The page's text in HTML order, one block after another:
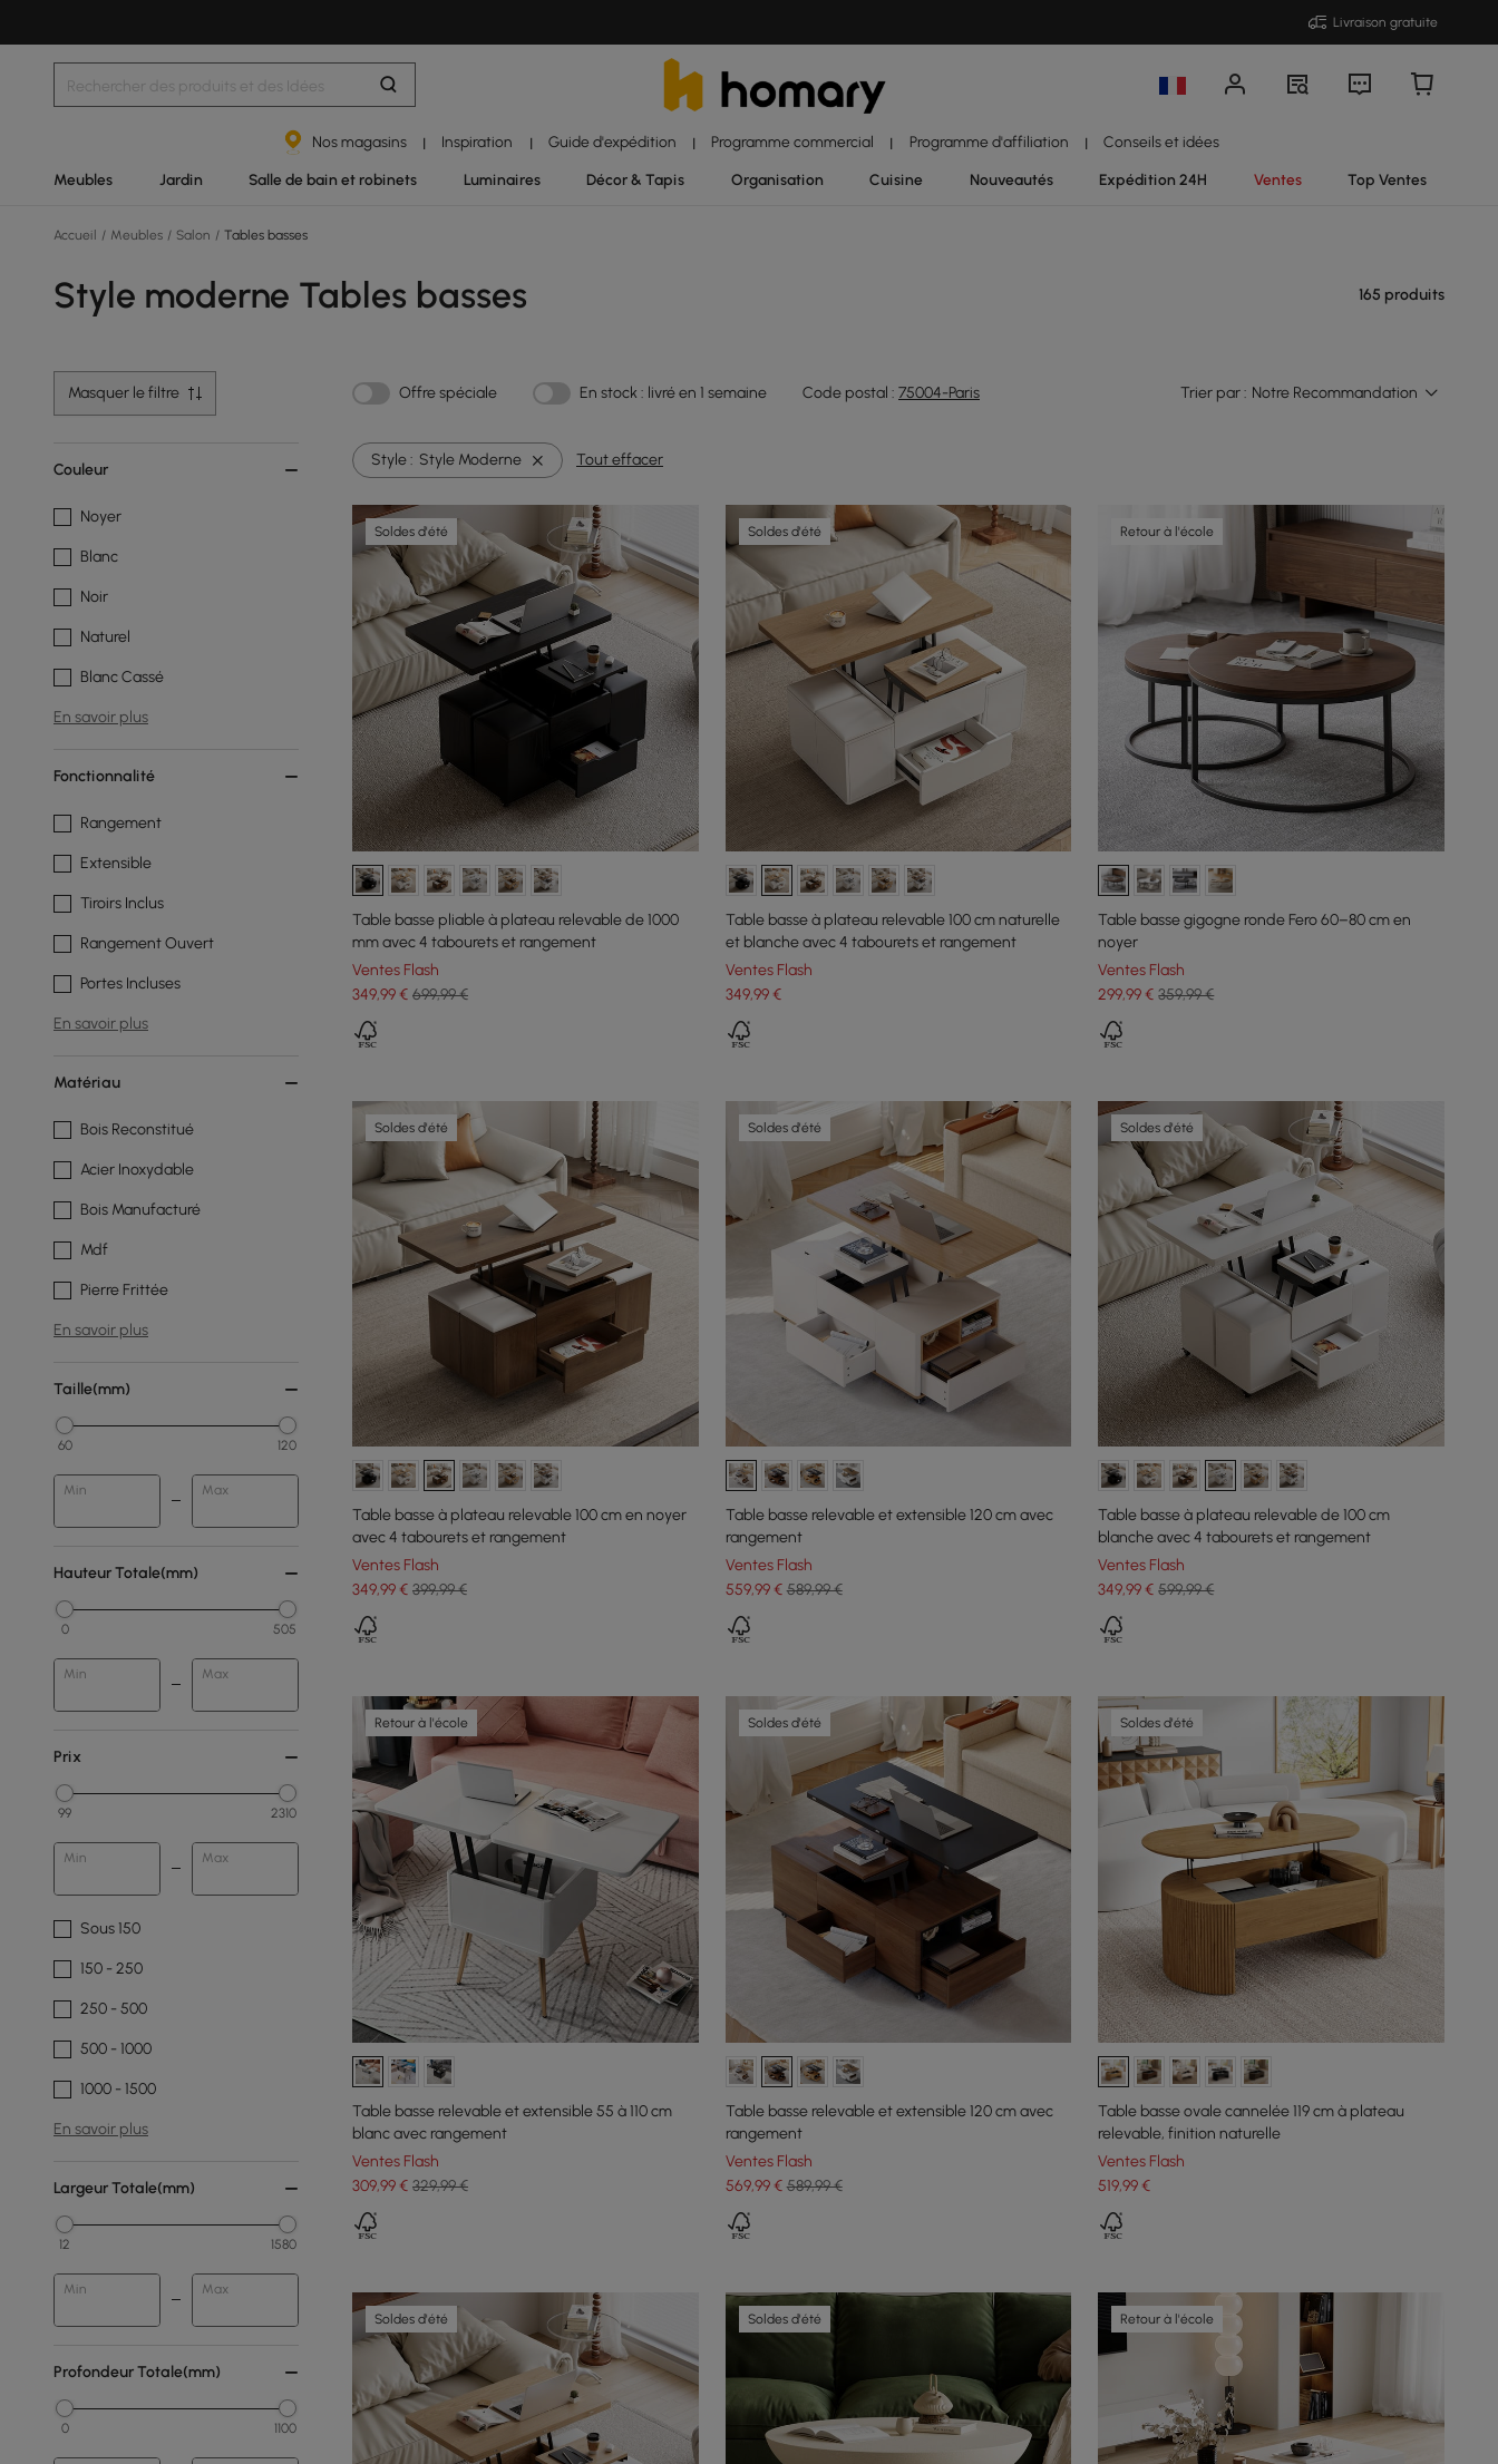
Livraison gratuite
Nos magasins | Inspiration | Guide d'expédition | Programme commercial | Programme d'affiliation | Conseils et idées
Meubles Jardin Salle de bain et robinets Luminaires Décor & Tapis Organisation Cuisine Nouveautés Expédition 24H Ventes Top Ventes
Accueil / Meubles / Salon / Tables basses
Style moderne Tables basses 165 produits
Masquer le filtre Offre spéciale En stock : livré en 1 semaine Code postal : 75004-Paris Trier par : Notre Recommandation
Couleur
Noyer
Blanc
Noir
Naturel
Blanc Cassé
En savoir plus
Fonctionnalité
Rangement
Extensible
Tiroirs Inclus
Rangement Ouvert
Portes Incluses
En savoir plus
Matériau
Bois Reconstitué
Acier Inoxydable
Bois Manufacturé
Mdf
Pierre Frittée
En savoir plus
Taille(mm)
60 120
Min Max
Hauteur Totale(mm)
0 505
Min Max
Prix
99 2310
Min Max
Sous 150
150 - 250
250 - 500
500 - 1000
1000 - 1500
En savoir plus
Largeur Totale(mm)
12 1580
Min Max
Profondeur Totale(mm)
0 1100
Style : Style Moderne Tout effacer
Soldes d'été
Table basse pliable à plateau relevable de 1000
mm avec 4 tabourets et rangement
Ventes Flash
349,99€ 699,99 €
Soldes d'été
Table basse à plateau relevable 100 cm naturelle
et blanche avec 4 tabourets et rangement
Ventes Flash
349,99€
Retour à l'école
Table basse gigogne ronde Fero 60–80 cm en
noyer
Ventes Flash
299,99€ 359,99 €
Soldes d'été
Table basse à plateau relevable 100 cm en noyer
avec 4 tabourets et rangement
Ventes Flash
349,99€ 399,99 €
Soldes d'été
Table basse relevable et extensible 120 cm avec
rangement
Ventes Flash
559,99€ 589,99 €
Soldes d'été
Table basse à plateau relevable de 100 cm
blanche avec 4 tabourets et rangement
Ventes Flash
349,99€ 599,99 €
Retour à l'école
Table basse relevable et extensible 55 à 110 cm
blanc avec rangement
Ventes Flash
309,99€ 329,99 €
Soldes d'été
Table basse relevable et extensible 120 cm avec
rangement
Ventes Flash
569,99€ 589,99 €
Soldes d'été
Table basse ovale cannelée 119 cm à plateau
relevable, finition naturelle
Ventes Flash
519,99€
Soldes d'été Soldes d'été Retour à l'école